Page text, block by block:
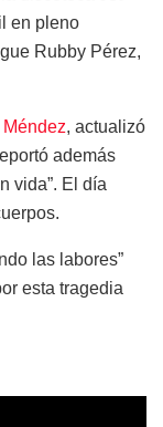
en pleno
Rubby Pérez,
, actualizó
además
vida”. El día
las labores”
esta tragedia